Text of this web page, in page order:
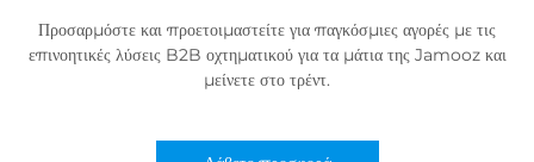
Προσαρμόστε και προετοιμαστείτε για παγκόσμιες αγορές με τις
επινοητικές λύσεις B2B οχτηματικού για τα μάτια της Jamooz και
μείνετε στο τρέντ.